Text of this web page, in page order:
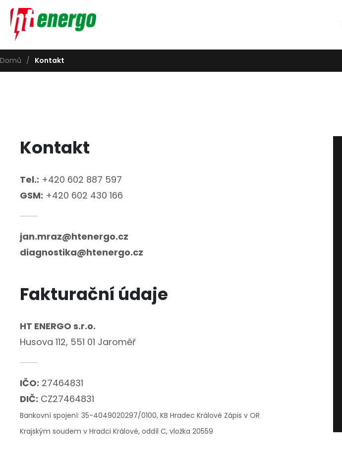
Domů / Kontakt
Kontakt
Tel.: +420 602 887 597
GSM: +420 602 430 166
jan.mraz@htenergo.cz
diagnostika@htenergo.cz
Fakturační údaje
HT ENERGO s.r.o.
Husova 112, 551 01 Jaroměř
IČO: 27464831
DIČ: CZ27464831
Bankovní spojení: 35-4049020297/0100, KB Hradec Králové Zápis v OR
Krajským soudem v Hradci Králové, oddíl C, vložka 20559